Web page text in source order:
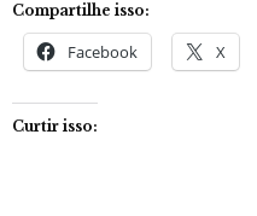
Compartilhe isso:
Facebook X
Curtir isso: